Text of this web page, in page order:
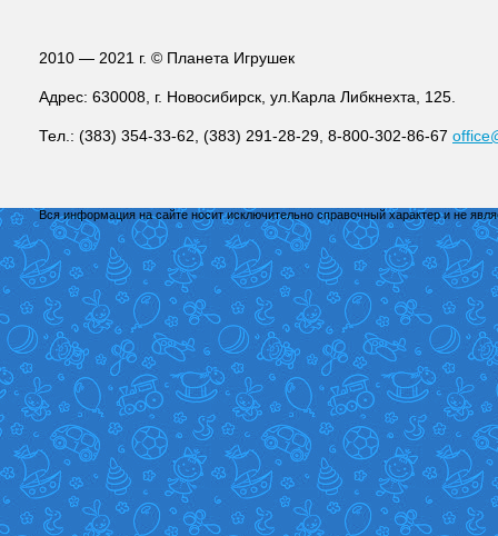
2010 — 2021 г. © Планета Игрушек
Адрес: 630008, г. Новосибирск, ул.Карла Либкнехта, 125.
Тел.: (383) 354-33-62, (383) 291-28-29, 8-800-302-86-67
Вся информация на сайте носит исключительно справочный характер и не